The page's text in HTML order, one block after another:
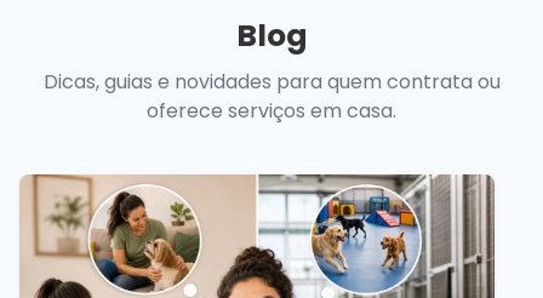
Blog
Dicas, guias e novidades para quem contrata ou
oferece serviços em casa.